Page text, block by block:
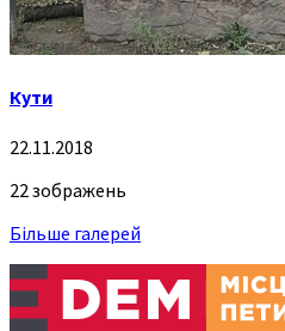
Кути
22.11.2018
22 зображень
Більше галерей